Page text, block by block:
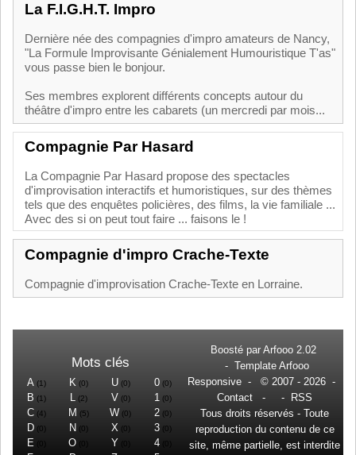
La F.I.G.H.T. Impro
Dernière née des compagnies d'impro amateurs de Nancy,
"La Formule Improvisante Génialement Humouristique T'as"
vous passe bien le bonjour.
Ses membres explorent différents concepts autour du
théâtre d'impro entre les cabarets (un mercredi par mois...
Compagnie Par Hasard
La Compagnie Par Hasard propose des spectacles
d'improvisation interactifs et humoristiques, sur des thèmes
tels que des enquêtes policières, des films, la vie familiale ...
Avec des si on peut tout faire ... faisons le !
Compagnie d'impro Crache-Texte
Compagnie d'improvisation Crache-Texte en Lorraine.
Mots clés
A (1)
B (1)
C(4)
D(0)
E
K (0)
L (2)
M (5)
N (0)
O
U(0)
V (0)
W (0)
X (0)
Y
0(0)
1 (0)
2(0)
3(0)
4(0)
Boosté par Arfooo 2.02
- Template Arfooo
Responsive - © 2007 - 2026 -
Contact - -
RSS
Tous droits réservés - Toute
reproduction du contenu de ce
site, même partielle, est interdite